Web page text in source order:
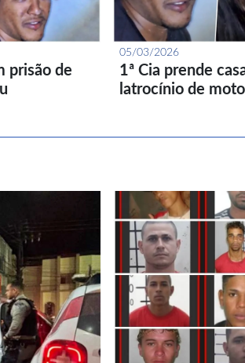
prisão de
05/03/2026
1ª Cia prende
latrocínio de